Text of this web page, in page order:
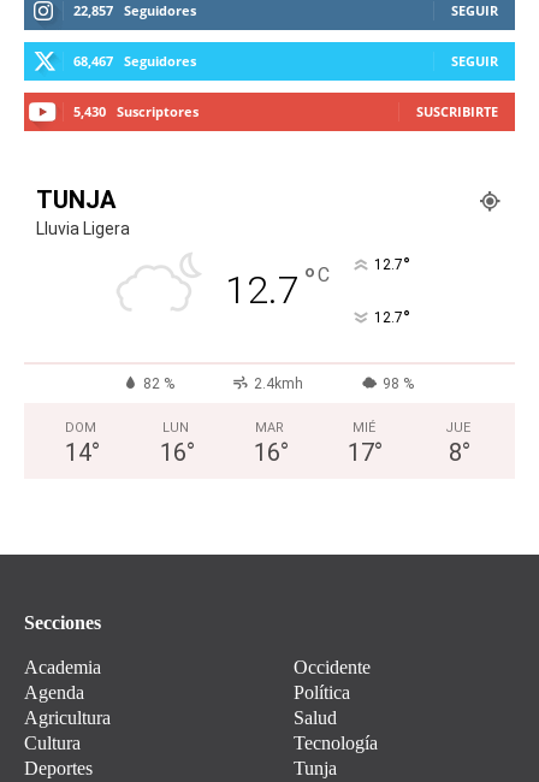
22,857 Seguidores SEGUIR
68,467 Seguidores SEGUIR
5,430 Suscriptores SUSCRIBIRTE
TUNJA
Lluvia Ligera
12.7 °C 12.7°
12.7°
82 % 2.4kmh 98 %
DOM
14°
LUN
16°
MAR
16°
MIÉ
17°
JUE
8°
Secciones
Academia
Agenda
Agricultura
Cultura
Deportes
Occidente
Política
Salud
Tecnología
Tunja